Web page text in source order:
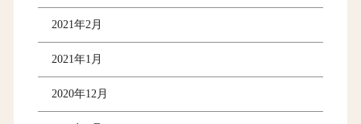
2021年2月
2021年1月
2020年12月